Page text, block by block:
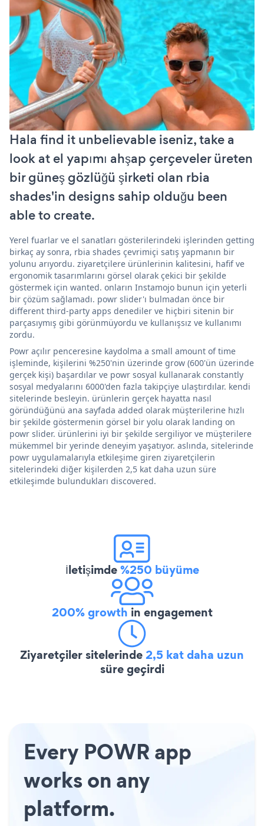
Hala find it unbelievable iseniz, take a
look at el yapımı ahşap çerçeveler üreten
bir güneş gözlüğü şirketi olan rbia
shades'in designs sahip olduğu been
able to create.
Yerel fuarlar ve el sanatları gösterilerindeki işlerinden getting
birkaç ay sonra, rbia shades çevrimiçi satış yapmanın bir
yolunu arıyordu. ziyaretçilere ürünlerinin kalitesini, hafif ve
ergonomik tasarımlarını görsel olarak çekici bir şekilde
göstermek için wanted. onların Instamojo bunun için yeterli
bir çözüm sağlamadı. powr slider'ı bulmadan önce bir
different third-party apps denediler ve hiçbiri sitenin bir
parçasıymış gibi görünmüyordu ve kullanışsız ve kullanımı
zordu.
Powr açılır penceresine kaydolma a small amount of time
işleminde, kişilerini %250'nin üzerinde grow (600'ün üzerinde
gerçek kişi) başardılar ve powr sosyal kullanarak constantly
sosyal medyalarını 6000'den fazla takipçiye ulaştırdılar. kendi
sitelerinde besleyin. ürünlerin gerçek hayatta nasıl
göründüğünü ana sayfada added olarak müşterilerine hızlı
bir şekilde göstermenin görsel bir yolu olarak landing on
powr slider. ürünlerini iyi bir şekilde sergiliyor ve müşterilere
mükemmel bir yerinde deneyim yaşatıyor. aslında, sitelerinde
powr uygulamalarıyla etkileşime giren ziyaretçilerin
sitelerindeki diğer kişilerden 2,5 kat daha uzun süre
etkileşimde bulundukları discovered.
İletişimde%250 büyüme
200% growth in engagement
Ziyaretçiler sitelerinde2,5 kat daha uzun
süre geçirdi
Every POWR app
works on any
platform.